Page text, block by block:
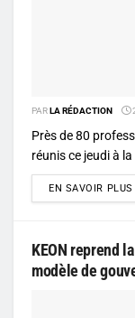
PARLA RÉDACTION
Près de 80
réunis ce jeudi à
EN SAVOIR PLUS
KEON reprend
modèle de